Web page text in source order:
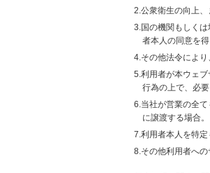
2.公衆衛生の向上
3.国の機関もしく
者本人の同意を
4.その他法令により
5.利用者が本ウェ
行為の上で、必
6.当社が営業の全
に譲渡する場合。
7.利用者本人を特
8.その他利用者への